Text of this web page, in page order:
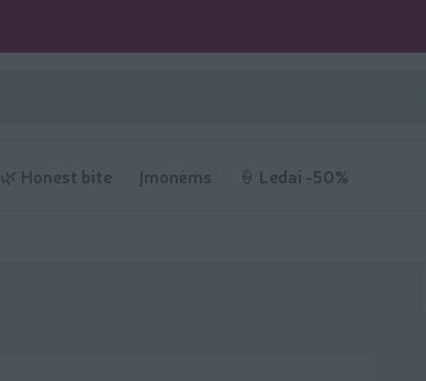
🌿 Honest bite Įmonėms 🍦 Ledai -50%